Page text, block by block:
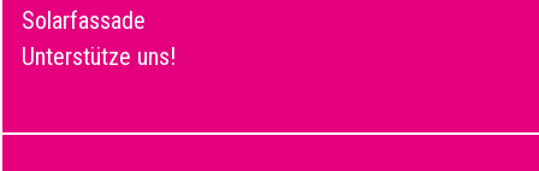
Solarfassade
Unterstütze uns!